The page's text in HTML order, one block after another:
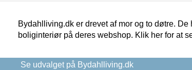
Bydahlliving.dk er drevet af mor og to døtre. De
boliginteriør på deres webshop. Klik her for at
Se udvalget på Bydahlliving.dk